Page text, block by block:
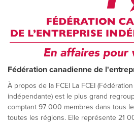
Fédération canadienne de
À propos de la FCEI La FCEI
indépendante) est le plus grand
comptant 97 000 membres dans tous
toutes les régions. Elle représente 21